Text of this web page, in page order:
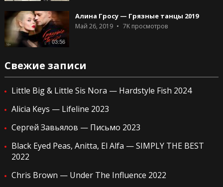
03:56
Алина Гросу — Грязные танцы 2019
Май 26, 2019 7Kпросмотров
Свежие записи
Little Big & Little Sis Nora — Hardstyle Fish 2024
Alicia Keys — Lifeline 2023
Сергей Завьялов — Письмо 2023
Black Eyed Peas, Anitta, El Alfa — SIMPLY THE BEST
2022
Chris Brown — Under The Influence 2022